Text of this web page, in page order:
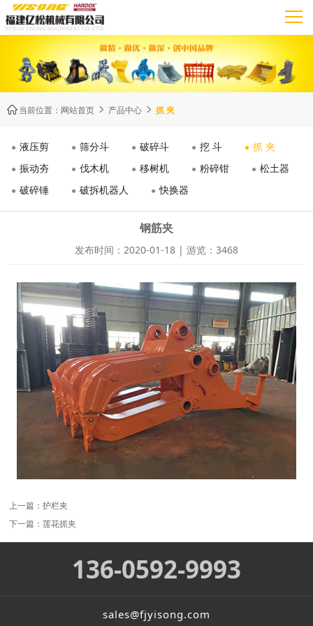
当前位置： 网站首页  产品中心  抓 夹
液压剪 筛分斗 破碎斗 挖 斗
抓 夹
振动夯
伐木机 移树机 粉碎钳
松土器
破碎锤
破拆机器人 快换器
钢筋夹
发布时间：2020-01-18 | 游览：3468
上一篇：护栏夹
下一篇：莲花抓夹
136-0592-9993
sales@fjyisong.com